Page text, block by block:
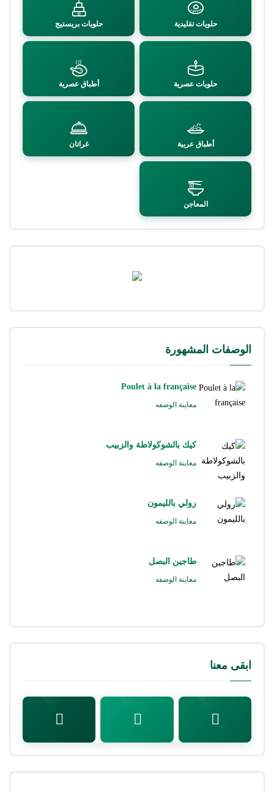
حلويات تقليدية حلويات بريستيج
حلويات عصرية أطباق عصرية
أطباق عربية غراتان
المعاجن
الوصفات المشهورة
Poulet à la française
معاينة الوصفه
كيك بالشوكولاطة والزبيب
معاينة الوصفه
رولي بالليمون
معاينة الوصفه
طاجين البصل
معاينة الوصفه
ابقى معنا